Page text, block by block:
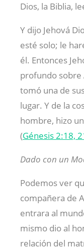
Dios, la Biblia,
Y dijo Jehová
esté solo; le
él. Entonces
profundo sobre
tomó una de
lugar. Y de la
hombre, hizo
(Génesis 2:18,
Dado con un
Podemos ver
compañera de
entrara al
mismo dio al
relación del